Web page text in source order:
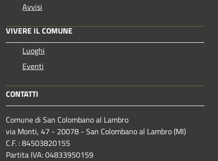
Avvisi
VIVERE IL COMUNE
Luoghi
Eventi
CONTATTI
Comune di San Colombano al Lambro
via Monti, 47 - 20078 - San Colombano al Lambro (MI)
C.F. : 84503820155
Partita IVA: 04833950159